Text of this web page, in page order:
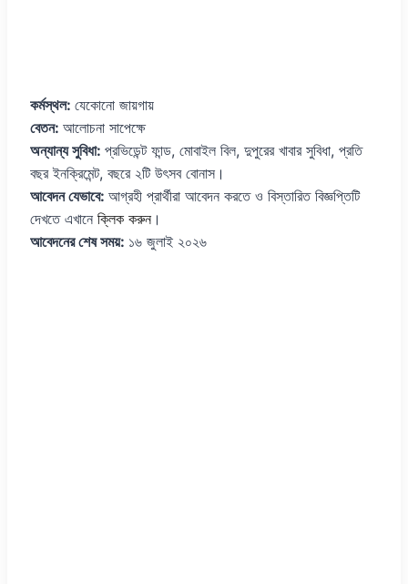
কর্মস্থল: যেকোনো জায়গায়
বেতন: আলোচনা সাপেক্ষে
অন্যান্য সুবিধা: প্রভিডেন্ট ফান্ড, মোবাইল বিল, দুপুরের খাবার সুবিধা, প্রতি
বছর ইনক্রিমেন্ট, বছরে ২টি উৎসব বোনাস।
আবেদন যেভাবে: আগ্রহী প্রার্থীরা আবেদন করতে ও বিস্তারিত বিজ্ঞপ্তিটি
দেখতে এখানে ক্লিক করুন।
আবেদনের শেষ সময়: ১৬ জুলাই ২০২৬